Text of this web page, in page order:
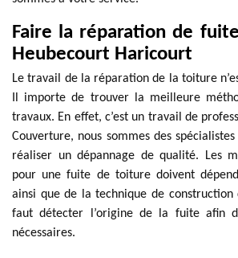
Faire la réparation de
Heubecourt Haricourt
Le travail de la réparation de la toiture
Il importe de trouver la meilleure
travaux. En effet, c’est un travail de
Couverture, nous sommes des
réaliser un dépannage de qualité. Les
pour une fuite de toiture doivent
ainsi que de la technique de
faut détecter l’origine de la fuite afin
nécessaires.